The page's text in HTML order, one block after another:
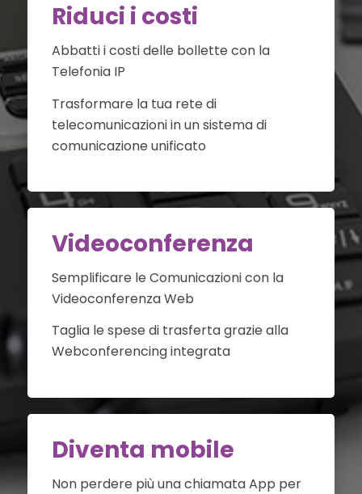
Riduci i costi
Abbatti i costi delle bollette con la
Telefonia IP
Trasformare la tua rete di
telecomunicazioni in un sistema di
comunicazione unificato
Videoconferenza
Semplificare le Comunicazioni con la
Videoconferenza Web
Taglia le spese di trasferta grazie alla
Webconferencing integrata
Diventa mobile
Non perdere più una chiamata App per